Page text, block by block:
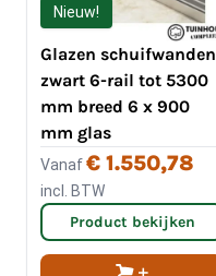
Nieuw!
Glazen schuifwanden
zwart 6-rail tot 5300
mm breed 6 x 900
mm glas
Vanaf€ 1.550,78
incl. BTW
Product bekijken